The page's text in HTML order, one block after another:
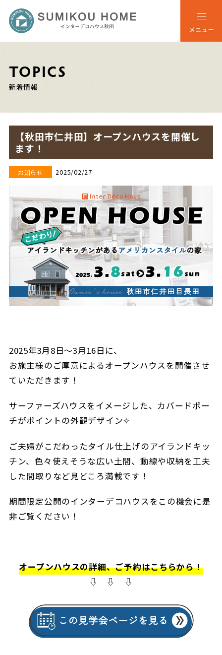
TOPICS
新着情報
【秋田市仁井田】オープンハウスを開催し
ます！
お知らせ 2025/02/27
2025年3月8日～3月16日に、
お施主様のご厚意によるオープンハウスを開催させ
ていただきます！
サーファーズハウスをイメージした、カバードポー
チがポイントの外観デザイン✧
ご夫婦がこだわったタイル仕上げのアイランドキッ
チン、色々使えそうな広い土間、動線や収納を工夫
した間取りなど見どころ満載です！
期間限定公開のインターデコハウスをこの機会に是
非ご覧ください！
オープンハウスの詳細、ご予約はこちらから！
⇩ ⇩ ⇩